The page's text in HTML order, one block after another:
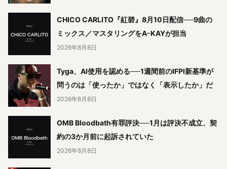
CHICO CARLITO『紅碧』8月10日配信──9曲の
ミックス／マスタリングをA-KAYが担当
2026年8月8日
Tyga、AI使用を認める──1週間前のIFPI新基準が
問うのは「使ったか」ではなく「表示したか」だ
2026年8月8日
OMB Bloodbath有罪評決──1月は評決不成立、契
約の3か月前に起訴されていた
2026年8月8日